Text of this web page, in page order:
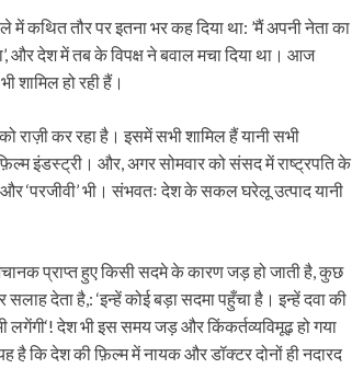
में कथित तौर पर इतना भर कह दिया था: ’मैं अपनी नेता का
और देश में तब के विपक्ष ने बवाल मचा दिया था। आज
शामिल हो रही हैं।
कर रहा है। इसमें सभी शामिल हैं यानी सभी
फ़िल्म इंडस्ट्री। और, अगर सोमवार को संसद में राष्ट्रपति के
और ‘परजीवी’ भी। संभवतः देश के सकल घरेलू उत्पाद यानी
प्राप्त हुए किसी सदमे के कारण जड़ हो जाती है, कुछ
देता है,: ‘इन्हें कोई बड़ा सदमा पहुँचा है। इन्हें दवा की
लगेंगी‘! देश भी इस समय जड़ और किंकर्तव्यविमूढ़ हो गया
कि देश की फ़िल्म में नायक और डॉक्टर दोनों ही नदारद